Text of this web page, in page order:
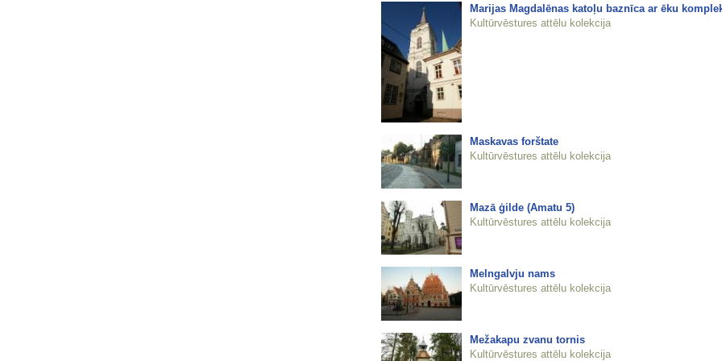
Marijas Magdalēnas katoļu baznīca ar ēku
Kultūrvēstures attēlu kolekcija
Maskavas forštate
Kultūrvēstures attēlu kolekcija
Mazā ģilde (Amatu 5)
Kultūrvēstures attēlu kolekcija
Melngalvju nams
Kultūrvēstures attēlu kolekcija
Mežakapu zvanu tornis
Kultūrvēstures attēlu kolekcija